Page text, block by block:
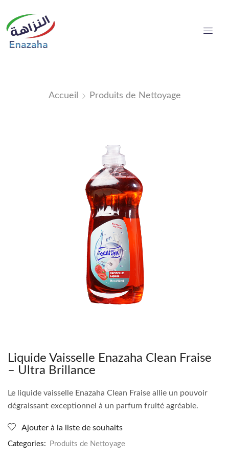
Accueil Produits de Nettoyage
Liquide Vaisselle Enazaha Clean Fraise
– Ultra Brillance
Le liquide vaisselle Enazaha Clean Fraise allie un pouvoir
dégraissant exceptionnel à un parfum fruité agréable.
Ajouter à la liste de souhaits
Categories: Produits de Nettoyage